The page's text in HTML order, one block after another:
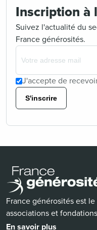
Inscription à
Suivez l'actualité du
France générosités.
J'accepte de
S'inscrire
France générosités est
associations et
En savoir plus